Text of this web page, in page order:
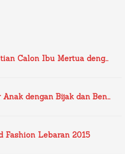
Calon Ibu Mertua deng…
dengan Bijak dan Ben…
Fashion Lebaran 2015